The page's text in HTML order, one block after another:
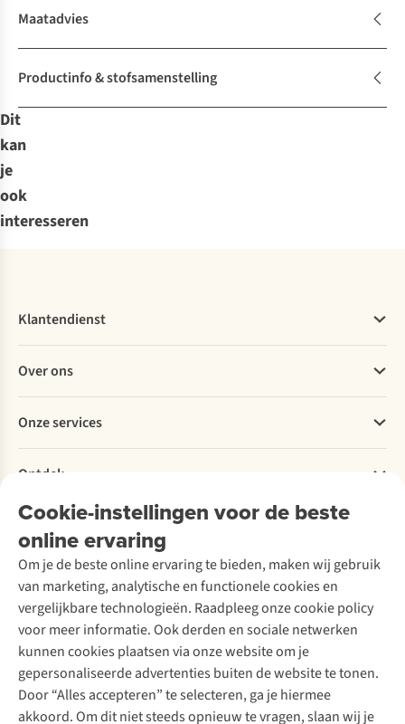
Maatadvies
Productinfo & stofsamenstelling
Dit
kan
je
ook
interesseren
Cookie-instellingen voor de beste
online ervaring
Om je de beste online ervaring te bieden, maken wij gebruik
van marketing, analytische en functionele cookies en
vergelijkbare technologieën. Raadpleeg onze cookie policy
voor meer informatie. Ook derden en sociale netwerken
kunnen cookies plaatsen via onze website om je
gepersonaliseerde advertenties buiten de website te tonen.
Door “Alles accepteren” te selecteren, ga je hiermee
akkoord. Om dit niet steeds opnieuw te vragen, slaan wij je
Klantendienst
Bestellen
Betalen
Levering
Retourneren
Bestelling herroepen
Garantie
Contact
Over ons
Explore More
Verantwoord ondernemen
Over Ayacucho
Onze winkels
Over A.S.Adventure
Toegankelijkheidsverklaring
Onze services
Ski-onderhoud
Wasservice
Schoenonderhoud
Schoenherstelling
Kledingherstelling
Retouches
Voor bedrijven
Ontdek
A.S.Magazine
Podcast
Explore Academy
Explore Camp
Gear Check
Inspiratie & advies
Meld je aan voor de nieuwsbrief
Follow us